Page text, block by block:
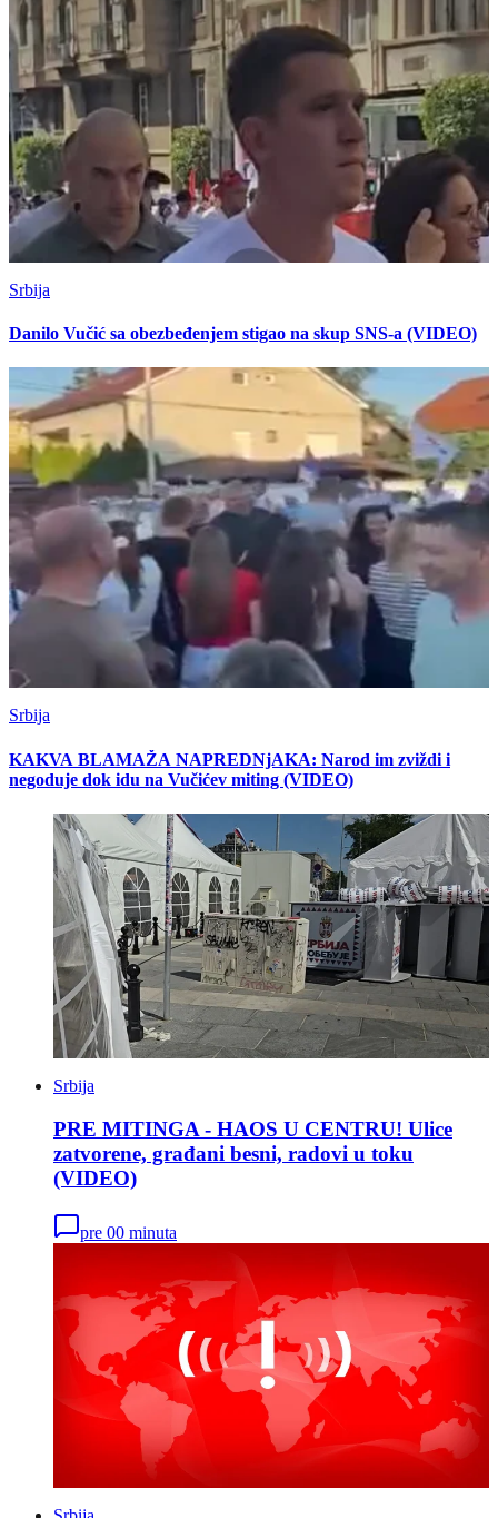
Srbija
Danilo Vučić sa obezbeđenjem stigao na skup SNS-a (VIDEO)
Srbija
KAKVA BLAMAŽA NAPREDNjAKA: Narod im zviždi i
negoduje dok idu na Vučićev miting (VIDEO)
Srbija
PRE MITINGA - HAOS U CENTRU! Ulice
zatvorene, građani besni, radovi u toku
(VIDEO)
pre 00 minuta